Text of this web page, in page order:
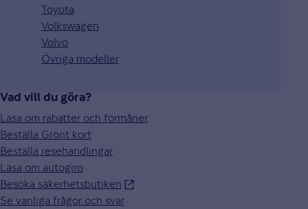
Toyota
Volkswagen
Volvo
Övriga modeller
Vad vill du göra?
Läsa om rabatter och förmåner
Beställa Grönt kort
Beställa resehandlingar
Läsa om autogiro
Besöka säkerhetsbutiken
Se vanliga frågor och svar